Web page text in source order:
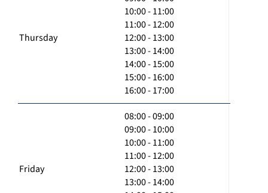
Thursday
10:00 - 11:00
11:00 - 12:00
12:00 - 13:00
13:00 - 14:00
14:00 - 15:00
15:00 - 16:00
16:00 - 17:00
Friday
08:00 - 09:00
09:00 - 10:00
10:00 - 11:00
11:00 - 12:00
12:00 - 13:00
13:00 - 14:00